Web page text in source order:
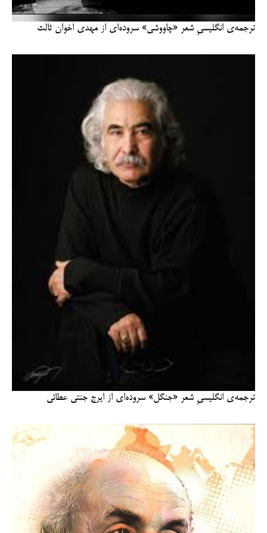
ترجمه‌ی انگلیسیِ شعر «چاووشی» سروده‌ای از مهدی اخوان ثالث
ترجمه‌ی انگلیسیِ شعر «جنگل» سروده‌ای از ایرج جنتی عطائی